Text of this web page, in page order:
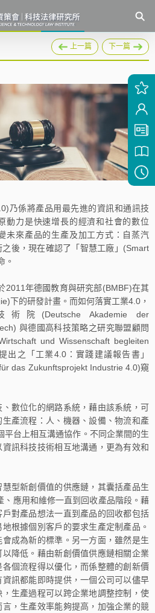
上一篇 下一篇
係將產品用最先進的資訊和通訊技
動力是快速增長的經濟和社會的數位
未來產品的生產及加工方式：自蒸汽
後，現在確認了「智慧工廠」(Smart
。
年德國教育與研究部(BMBF)在其
下的研發計畫。而如何落實工業4.0，
(Deutsche Akademie der
與德國高科技策略之研究聯盟顧問
und Wissenschaft begleiten
出之「工業4.0：實踐建議報告書」
das Zukunftsprojekt Industrie 4.0)窺
數位化的網路系統，藉由該系統，可
產流程：人、機器、設備、物流和產
平台上相互溝通協作。不同企業間的生
訊科技技術相互地溝通，更為有效和
新創價值的供應鏈，其囊括產品生
、應用和維修一直到回收產品階段。藉
對產品想法一直到產品的回收都包括
根據個別客戶的要求生產定制產品。
成為新的標準。另一方面，雖然是生
降低。藉由新創價值供應鏈相關企業
個流程得以優化，而係整體的創新價
訊都能即時提供，一個公司可以儘早
生產過程可以跨企業地調整控制，使
，生產效率能夠提高，加強企業的競